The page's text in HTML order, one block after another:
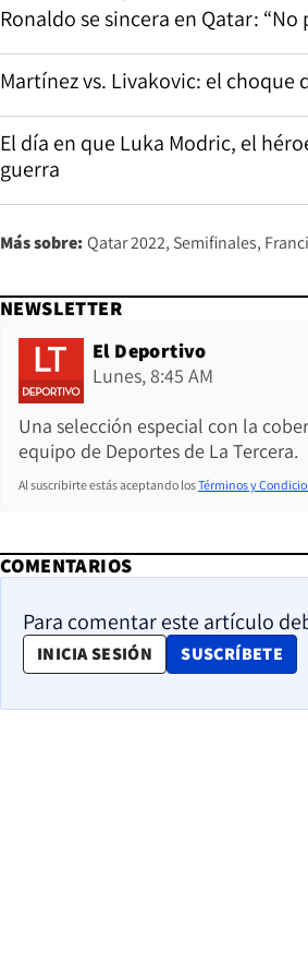
Ronaldo se sincera en Qatar:
Martínez vs. Livakovic: el
El día en que Luka Modric, el
guerra
Más sobre: Qatar 2022 Semifinales
NEWSLETTER
El Deportivo
Lunes, 8:45 AM
Una selección especial con la
equipo de Deportes de La Tercera.
Al suscribirte estás aceptando losTérminos y
COMENTARIOS
Para comentar este artículo
INICIA SESIÓN SUSCRÍBETE
OPENS IN NEW